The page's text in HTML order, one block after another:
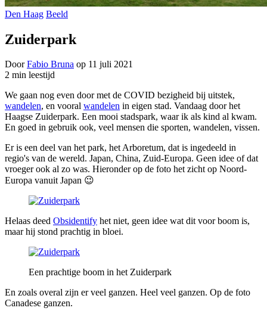
Den Haag Beeld
Zuiderpark
DoorFabio Bruna op 11 juli 2021
2 min leestijd
We gaan nog even door met de COVID bezigheid bij uitstek,
wandelen, en vooral wandelen in eigen stad. Vandaag door het
Haagse Zuiderpark. Een mooi stadspark, waar ik als kind al kwam.
En goed in gebruik ook, veel mensen die sporten, wandelen, vissen.
Er is een deel van het park, het Arboretum, dat is ingedeeld in
regio's van de wereld. Japan, China, Zuid-Europa. Geen idee of dat
vroeger ook al zo was. Hieronder op de foto het zicht op Noord-
Europa vanuit Japan 😉
Helaas deed Obsidentify het niet, geen idee wat dit voor boom is,
maar hij stond prachtig in bloei.
Een prachtige boom in het Zuiderpark
En zoals overal zijn er veel ganzen. Heel veel ganzen. Op de foto
Canadese ganzen.